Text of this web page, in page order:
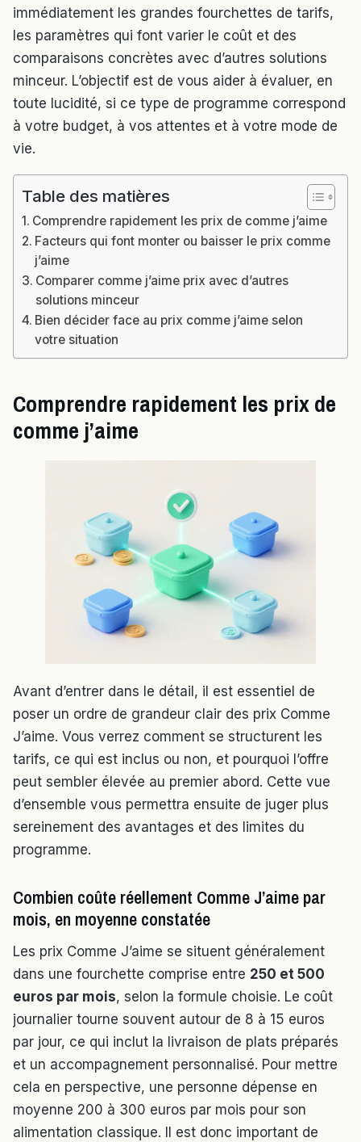
immédiatement les grandes fourchettes de tarifs,
les paramètres qui font varier le coût et des
comparaisons concrètes avec d’autres solutions
minceur. L’objectif est de vous aider à évaluer, en
toute lucidité, si ce type de programme correspond
à votre budget, à vos attentes et à votre mode de
vie.
Table des matières
Comprendre rapidement les prix de comme j’aime
Facteurs qui font monter ou baisser le prix comme
j’aime
Comparer comme j’aime prix avec d’autres
solutions minceur
Bien décider face au prix comme j’aime selon
votre situation
Comprendre rapidement les prix de
comme j’aime
Avant d’entrer dans le détail, il est essentiel de
poser un ordre de grandeur clair des prix Comme
J’aime. Vous verrez comment se structurent les
tarifs, ce qui est inclus ou non, et pourquoi l’offre
peut sembler élevée au premier abord. Cette vue
d’ensemble vous permettra ensuite de juger plus
sereinement des avantages et des limites du
programme.
Combien coûte réellement Comme J’aime par
mois, en moyenne constatée
Les prix Comme J’aime se situent généralement
dans une fourchette comprise entre 250 et 500
euros par mois, selon la formule choisie. Le coût
journalier tourne souvent autour de 8 à 15 euros
par jour, ce qui inclut la livraison de plats préparés
et un accompagnement personnalisé. Pour mettre
cela en perspective, une personne dépense en
moyenne 200 à 300 euros par mois pour son
alimentation classique. Il est donc important de